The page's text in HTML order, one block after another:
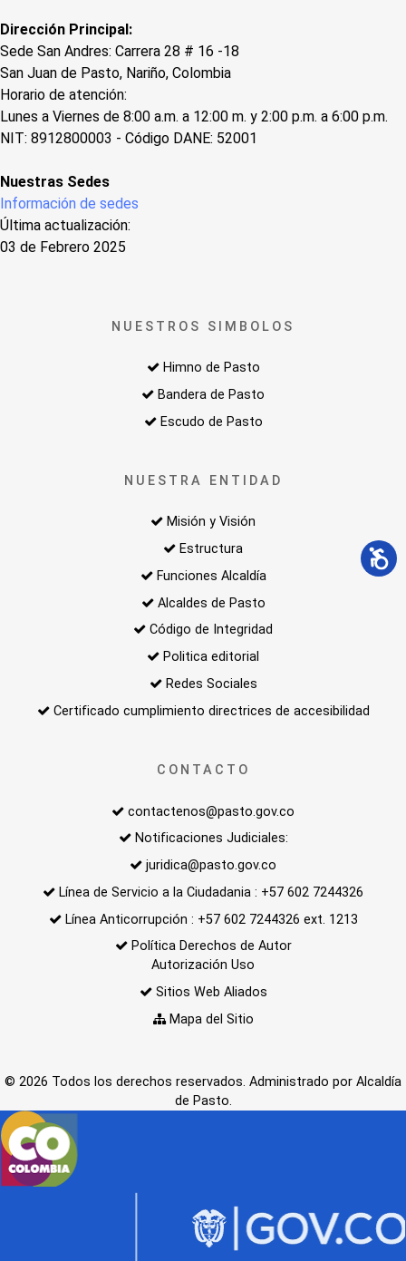
Dirección Principal:
Sede San Andres: Carrera 28 # 16 -18
San Juan de Pasto, Nariño, Colombia
Horario de atención:
Lunes a Viernes de 8:00 a.m. a 12:00 m. y 2:00 p.m. a 6:00 p.m.
NIT: 8912800003 - Código DANE: 52001
Nuestras Sedes
Información de sedes
Última actualización:
03 de Febrero 2025
NUESTROS SIMBOLOS
Himno de Pasto
Bandera de Pasto
Escudo de Pasto
NUESTRA ENTIDAD
Misión y Visión
Estructura
Funciones Alcaldía
Alcaldes de Pasto
Código de Integridad
Politica editorial
Redes Sociales
Certificado cumplimiento directrices de accesibilidad
CONTACTO
contactenos@pasto.gov.co
Notificaciones Judiciales:
juridica@pasto.gov.co
Línea de Servicio a la Ciudadania : +57 602 7244326
Línea Anticorrupción : +57 602 7244326 ext. 1213
Política Derechos de Autor
Autorización Uso
Sitios Web Aliados
Mapa del Sitio
© 2026 Todos los derechos reservados. Administrado por Alcaldía
de Pasto.